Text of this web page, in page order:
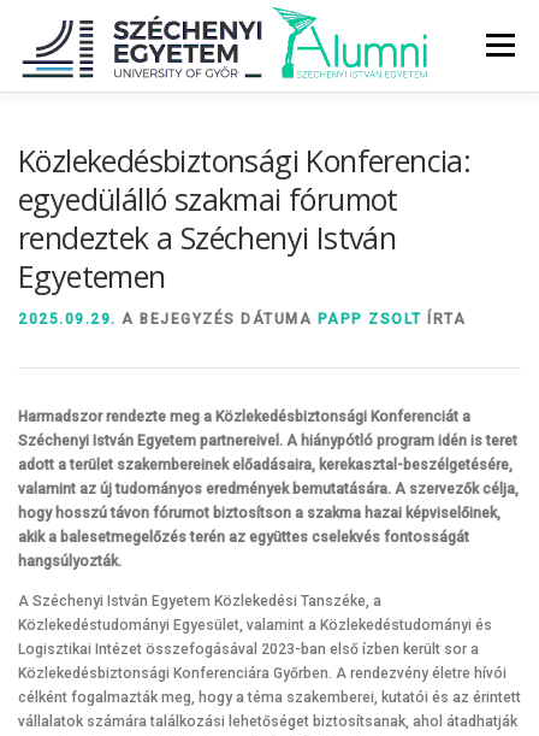
tartalomhoz
Menü
DIPLOMAÁTADÓ DIPLOMÁN TÚL
SZOLGÁLTATÁSOK ÉVFOLYAMOK
Közlekedésbiztonsági Konferencia:
egyedülálló szakmai fórumot
rendeztek a Széchenyi István
Egyetemen
2025.09.29. A BEJEGYZÉS DÁTUMA PAPP ZSOLT ÍRTA
Harmadszor rendezte meg a Közlekedésbiztonsági Konferenciát a
Széchenyi István Egyetem partnereivel. A hiánypótló program idén is teret
adott a terület szakembereinek előadásaira, kerekasztal-beszélgetésére,
valamint az új tudományos eredmények bemutatására. A szervezők célja,
hogy hosszú távon fórumot biztosítson a szakma hazai képviselőinek,
akik a balesetmegelőzés terén az együttes cselekvés fontosságát
hangsúlyozták.
A Széchenyi István Egyetem Közlekedési Tanszéke, a
Közlekedéstudományi Egyesület, valamint a Közlekedéstudományi és
Logisztikai Intézet összefogásával 2023-ban első ízben került sor a
Közlekedésbiztonsági Konferenciára Győrben. A rendezvény életre hívói
célként fogalmazták meg, hogy a téma szakemberei, kutatói és az érintett
vállalatok számára találkozási lehetőséget biztosítsanak, ahol átadhatják